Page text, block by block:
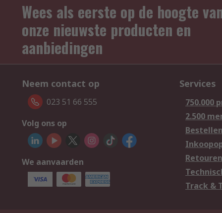
Wees als eerste op de hoogte
onze nieuwste producten en
aanbiedingen
Neem contact op
023 51 66 555
Volg ons op
We aanvaarden
Services
750.000
2.500
Bestellen
Retouren
Track &